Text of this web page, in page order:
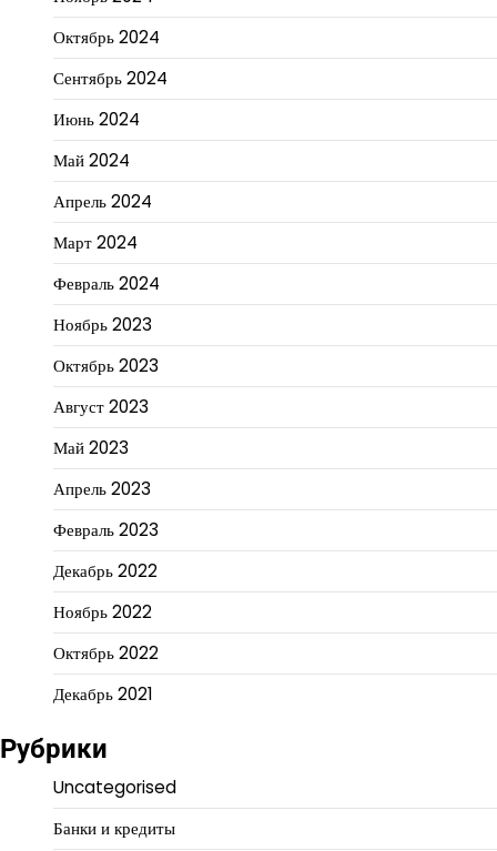
Октябрь 2024
Сентябрь 2024
Июнь 2024
Май 2024
Апрель 2024
Март 2024
Февраль 2024
Ноябрь 2023
Октябрь 2023
Август 2023
Май 2023
Апрель 2023
Февраль 2023
Декабрь 2022
Ноябрь 2022
Октябрь 2022
Декабрь 2021
Рубрики
Uncategorised
Банки и кредиты